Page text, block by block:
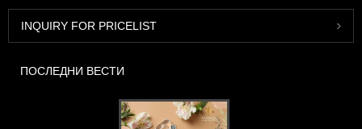
INQUIRY FOR PRICELIST
ПОСЛЕДНИ ВЕСТИ